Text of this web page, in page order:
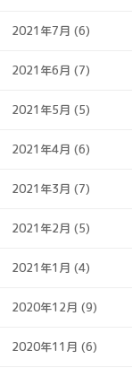
2021年7月 (6)
2021年6月 (7)
2021年5月 (5)
2021年4月 (6)
2021年3月 (7)
2021年2月 (5)
2021年1月 (4)
2020年12月 (9)
2020年11月 (6)